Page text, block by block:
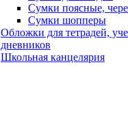
Сумки поясные,
Сумки шопперы
Обложки для тетрадей,
дневников
Школьная канцелярия